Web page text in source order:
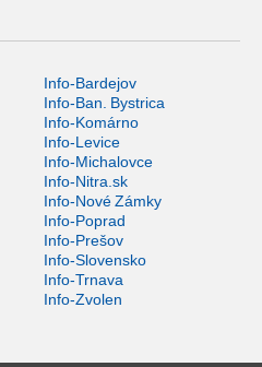
Info-Bardejov
Info-Ban. Bystrica
Info-Komárno
Info-Levice
Info-Michalovce
Info-Nitra.sk
Info-Nové Zámky
Info-Poprad
Info-Prešov
Info-Slovensko
Info-Trnava
Info-Zvolen